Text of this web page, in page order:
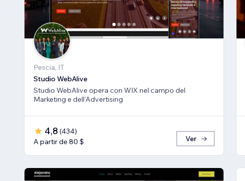
Pescia, IT
Studio WebAlive
Studio WebAlive opera con WIX nel campo del
Marketing e dell'Advertising
4,8 (434)
A partir de 80 $
Ver